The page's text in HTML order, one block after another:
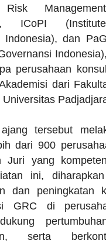
Risk
ICoPI
Indonesia), dan
perusahaan
dari
tersebut
dari 900
Juri yang
ini,
dan peningkatan
GRC di
serta